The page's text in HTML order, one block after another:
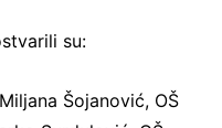
su:
Šojanović, OŠ